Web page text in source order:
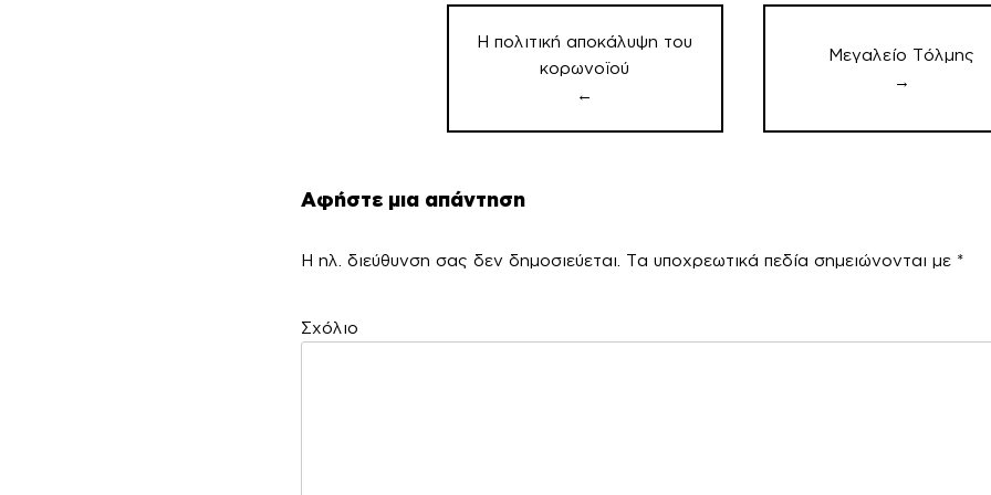
Η πολιτική αποκάλυψη του
κορωνοϊού
←
Μεγαλείο Τόλμης
→
Αφήστε μια απάντηση
Η ηλ. διεύθυνση σας δεν δημοσιεύεται. Τα υποχρεωτικά πεδία σημειώνονται με *